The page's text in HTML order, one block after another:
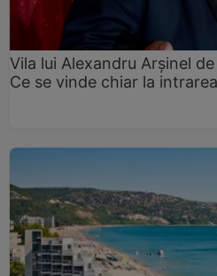
Vila lui Alexandru Arșinel
Ce se vinde chiar la